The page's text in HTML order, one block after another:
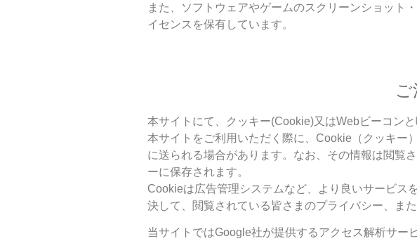
また、ソフトウェアやゲームのスクリーンショット
イセンスを保有しています。
ご
本サイトにて、クッキー(Cookie)又はWebビーコン
本サイトをご利用いただく際に、Cookie（クッキー
に送られる場合があります。なお、その情報は閲覧
ーに保存されます。
Cookieは広告管理システムなど、より良いサービス
決して、閲覧されている皆さまのプライバシー、ま
当サイトではGoogle社が提供するアクセス解析サ